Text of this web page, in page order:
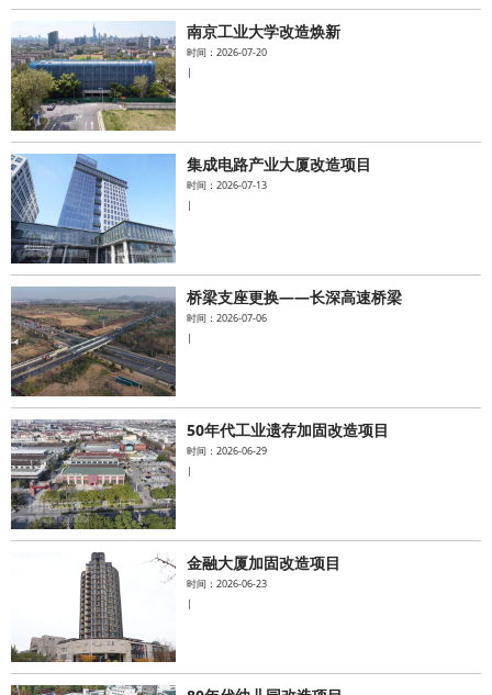
南京工业大学改造焕新
时间：2026-07-20
|
集成电路产业大厦改造项目
时间：2026-07-13
|
桥梁支座更换——长深高速桥梁
时间：2026-07-06
|
50年代工业遗存加固改造项目
时间：2026-06-29
|
金融大厦加固改造项目
时间：2026-06-23
|